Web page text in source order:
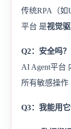
传统RPA（如
平台 是视觉
Q2：安全吗
AI Agent平台
所有敏感操作
Q3：我能用它